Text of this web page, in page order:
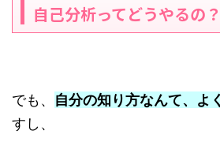
自己分析ってどうやるの？
でも、 自分の知り方なんて、よ
すし、